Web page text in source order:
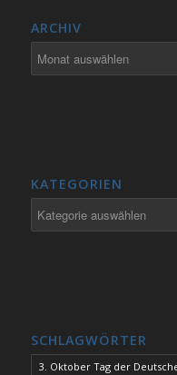
ARCHIV
KATEGORIEN
SCHLAGWÖRTER
3. Oktober Tag der